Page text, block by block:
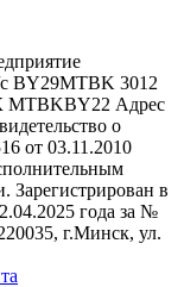
офис 1509
BY29MTBK 3012
MTBKBY22 Адрес
о
от 03.11.2010
Зарегистрирован в
года за №
г.Минск, ул.